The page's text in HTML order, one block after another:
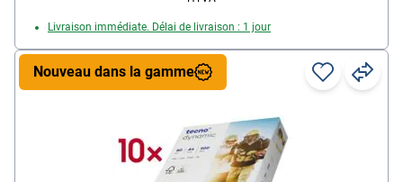
Livraison immédiate. Délai de livraison : 1 jour
Nouveau dans la gamme